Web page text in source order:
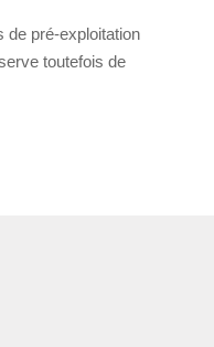
de pré-exploitation
toutefois de